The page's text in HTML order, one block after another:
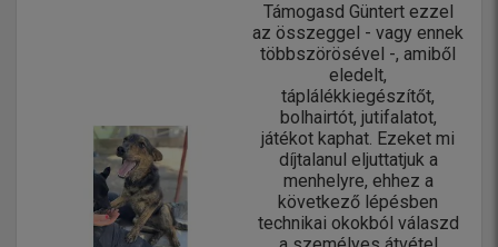
Támogasd Güntert ezzel
az összeggel - vagy ennek
többszörösével -, amiből
eledelt,
táplálékkiegészítőt,
bolhairtót, jutifalatot,
játékot kaphat. Ezeket mi
díjtalanul eljuttatjuk a
menhelyre, ehhez a
következő lépésben
technikai okokból válaszd